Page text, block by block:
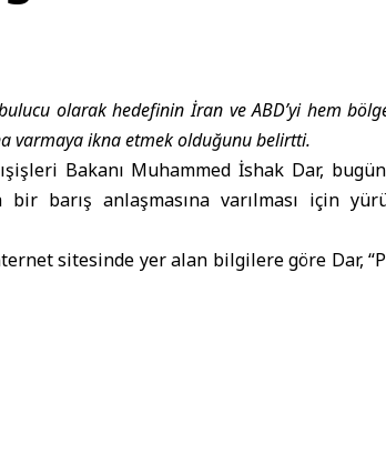
olarak hedefinin İran ve ABD’yi hem
varmaya ikna etmek olduğunu belirtti.
Bakanı Muhammed İshak Dar, bugün
bir barış anlaşmasına varılması için
sitesinde yer alan bilgilere göre Dar,